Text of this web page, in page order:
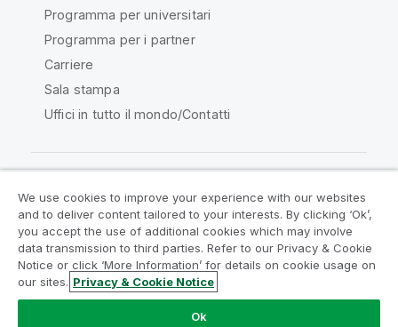
Programma per universitari
Programma per i partner
Carriere
Sala stampa
Uffici in tutto il mondo/Contatti
Qlik Community
Contratti
Termini del prodotto
Legal Policies
Note Legali
Termini di utilizzo
Marchi
Do Not Share My Info
We use cookies to improve your experience with our websites
and to deliver content tailored to your interests. By clicking ‘Ok’,
you accept the use of additional cookies which may involve
data transmission to third parties. Refer to our Privacy & Cookie
Notice or click ‘More Information’ for details on cookie usage on
our sites. Privacy & Cookie Notice
Ok